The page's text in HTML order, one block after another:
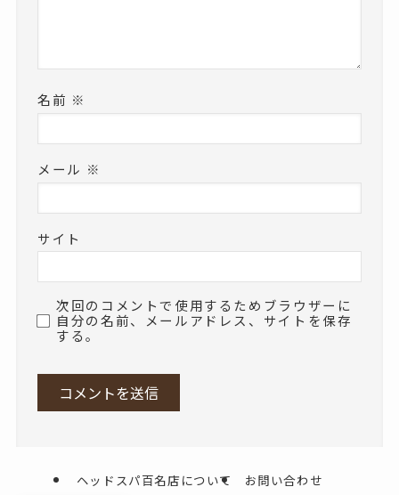
名前 ※
メール ※
サイト
次回のコメントで使用するためブラウザーに
自分の名前、メールアドレス、サイトを保存
する。
ヘッドスパ百名店について お問い合わせ